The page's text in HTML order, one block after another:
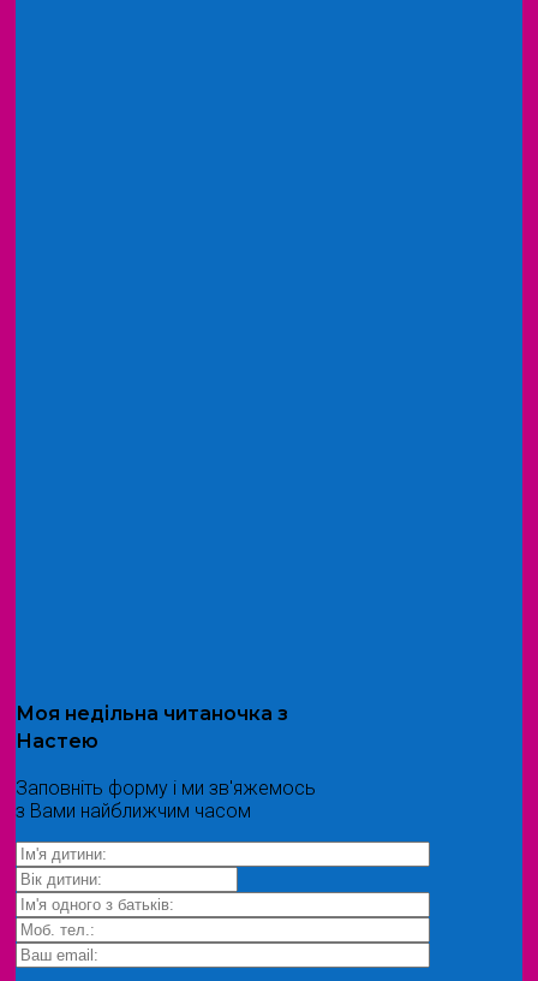
Моя недільна читаночка з
Настею
Заповніть форму і ми зв'яжемось
з Вами найближчим часом